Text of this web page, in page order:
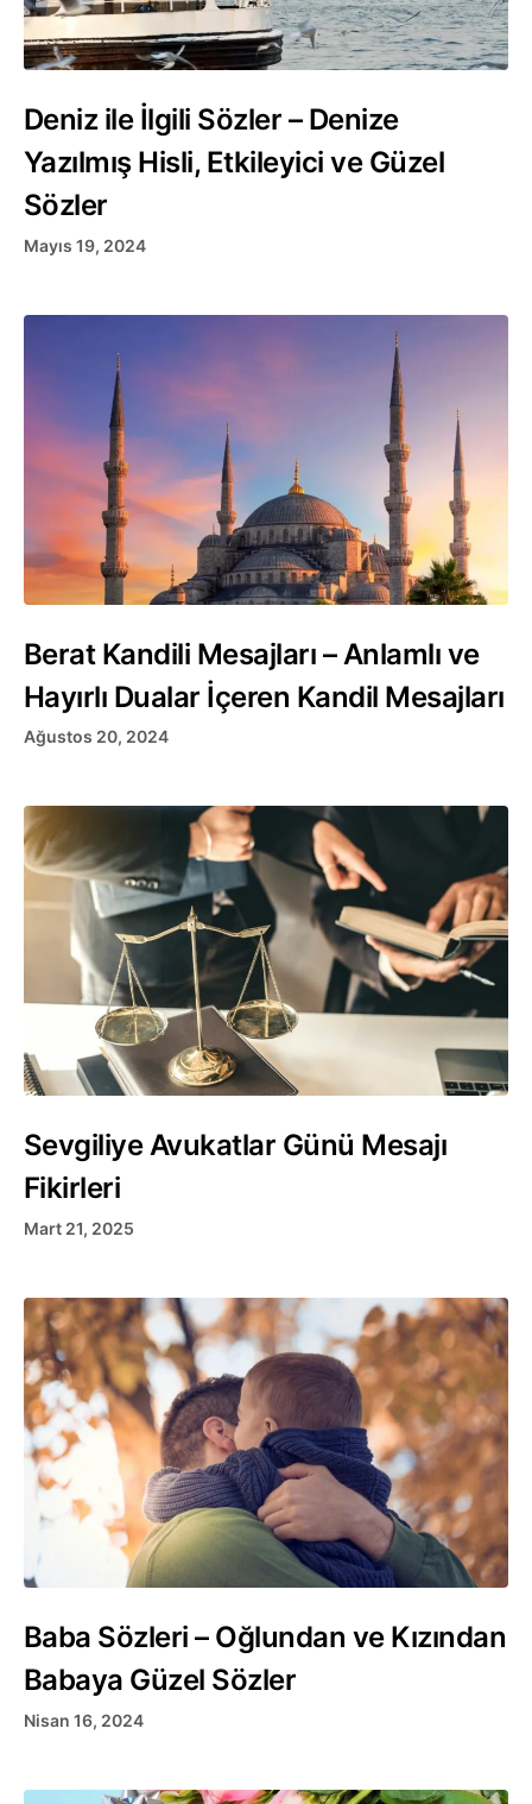
Deniz ile İlgili Sözler – Denize
Yazılmış Hisli, Etkileyici ve Güzel
Sözler
Mayıs 19, 2024
Berat Kandili Mesajları – Anlamlı ve
Hayırlı Dualar İçeren Kandil Mesajları
Ağustos 20, 2024
Sevgiliye Avukatlar Günü Mesajı
Fikirleri
Mart 21, 2025
Baba Sözleri – Oğlundan ve Kızından
Babaya Güzel Sözler
Nisan 16, 2024